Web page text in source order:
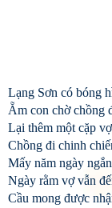
Lạng Sơn có bóng
Ẵm con chờ chồng
Lại thêm một cặp
Chồng đi chinh
Mấy năm ngày
Ngày rằm vợ vẫn
Cầu mong được